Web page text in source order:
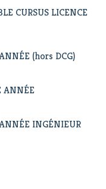
CURSUS LICENCE
(hors DCG)
ANNÉE
INGÉNIEUR